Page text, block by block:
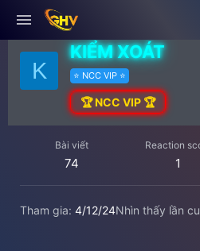
K
KIỂM XOÁT
⭐️ NCC VIP ⭐️
🏆 NCC VIP 🏆
Bài viết
74
Reaction
1
Tham gia 4/12/24Nhìn thấy lần